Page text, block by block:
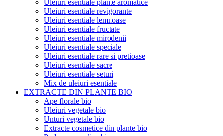
Uleiuri esentiale plante aromatice
Uleiuri esentiale revigorante
Uleiuri esentiale lemnoase
Uleiuri esentiale fructate
Uleiuri esentiale mirodenii
Uleiuri esentiale speciale
Uleiuri esentiale rare si pretioase
Uleiuri esentiale sacre
Uleiuri esentiale seturi
Mix de uleiuri esentiale
EXTRACTE DIN PLANTE BIO
Ape florale bio
Uleiuri vegetale bio
Unturi vegetale bio
Extracte cosmetice din plante bio